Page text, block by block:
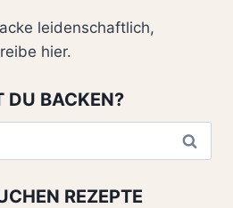
leidenschaftlich,
hier.
DU BACKEN?
REZEPTE